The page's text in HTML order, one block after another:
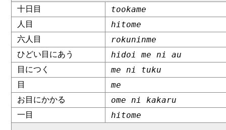
十日目 tookame
人目 hitome
六人目 rokuninme
ひどい目にあう hidoi me ni au
目につく me ni tuku
目 me
お目にかかる ome ni kakaru
一目 hitome